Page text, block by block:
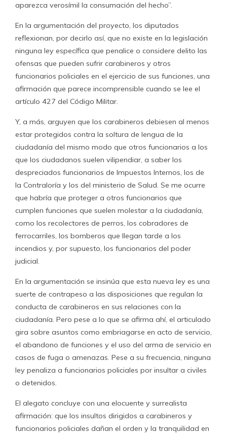
aparezca verosímil la consumación del hecho”.
En la argumentación del proyecto, los diputados
reflexionan, por decirlo así, que no existe en la legislación
ninguna ley específica que penalice o considere delito las
ofensas que pueden sufrir carabineros y otros
funcionarios policiales en el ejercicio de sus funciones, una
afirmación que parece incomprensible cuando se lee el
artículo 427 del Código Militar.
Y, a más, arguyen que los carabineros debiesen al menos
estar protegidos contra la soltura de lengua de la
ciudadanía del mismo modo que otros funcionarios a los
que los ciudadanos suelen vilipendiar, a saber los
despreciados funcionarios de Impuestos Internos, los de
la Contraloría y los del ministerio de Salud. Se me ocurre
que habría que proteger a otros funcionarios que
cumplen funciones que suelen molestar a la ciudadanía,
como los recolectores de perros, los cobradores de
ferrocarriles, los bomberos que llegan tarde a los
incendios y, por supuesto, los funcionarios del poder
judicial.
En la argumentación se insinúa que esta nueva ley es una
suerte de contrapeso a las disposiciones que regulan la
conducta de carabineros en sus relaciones con la
ciudadanía. Pero pese a lo que se afirma ahí, el articulado
gira sobre asuntos como embriagarse en acto de servicio,
el abandono de funciones y el uso del arma de servicio en
casos de fuga o amenazas. Pese a su frecuencia, ninguna
ley penaliza a funcionarios policiales por insultar a civiles
o detenidos.
El alegato concluye con una elocuente y surrealista
afirmación: que los insultos dirigidos a carabineros y
funcionarios policiales dañan el orden y la tranquilidad en